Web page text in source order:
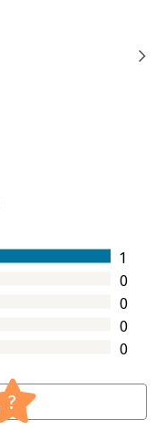
1
0
0
0
0
?